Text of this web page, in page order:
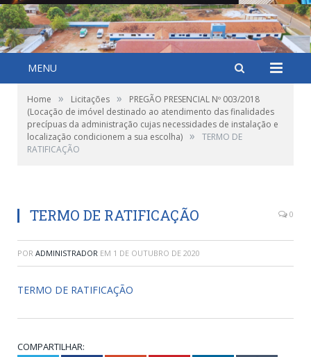
MENU
Home » Licitações »
PREGÃO PRESENCIAL Nº 003/2018
(Locação de imóvel destinado ao atendimento das finalidades
precípuas da administração cujas necessidades de instalação e
localização condicionem a sua escolha) »
TERMO DE
RATIFICAÇÃO
TERMO DE RATIFICAÇÃO 0
POR ADMINISTRADOR EM 1 DE OUTUBRO DE 2020
TERMO DE RATIFICAÇÃO
COMPARTILHAR: